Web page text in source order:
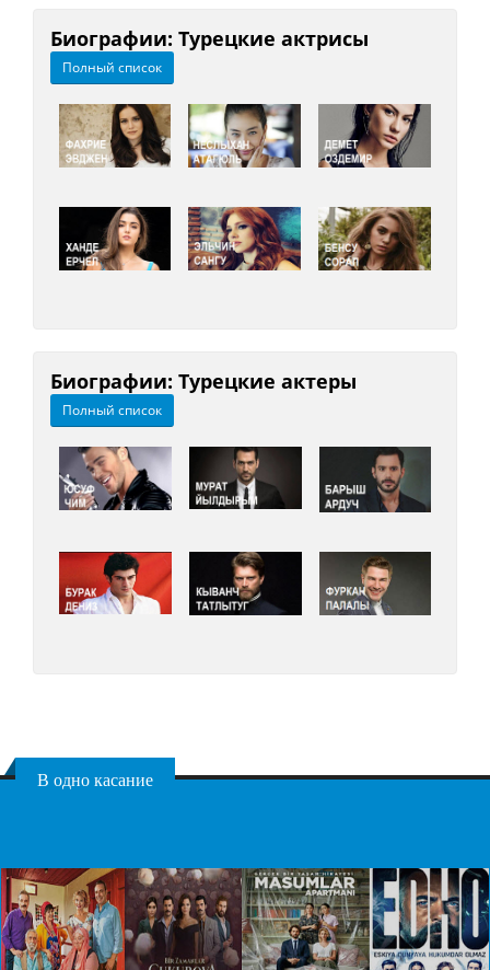
Биографии: Турецкие актрисы
Полный список
Биографии: Турецкие актеры
Полный список
В одно касание